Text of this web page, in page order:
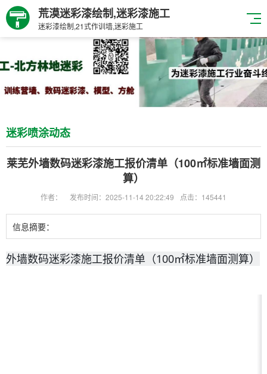
荒漠迷彩漆绘制,迷彩漆施工
迷彩漆绘制,21式作训墙,迷彩施工
迷彩喷涂动态
莱芜外墙数码迷彩漆施工报价清单（100㎡标准墙面测
算）
作者： 发布时间：2025-11-14 20:22:49 点击：145441
信息摘要：
外墙数码迷彩漆施工报价清单（100㎡标准墙面测算）